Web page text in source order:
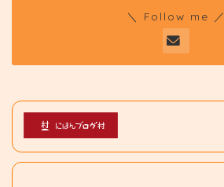
＼ Follow me ／